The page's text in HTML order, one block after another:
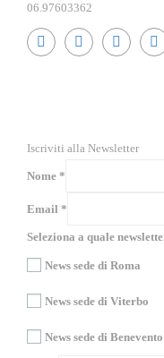
06.97603362
Iscriviti alla Newsletter
Nome *
Email *
Seleziona a quale
News sede di Roma
News sede di Viterbo
News sede di Benevento